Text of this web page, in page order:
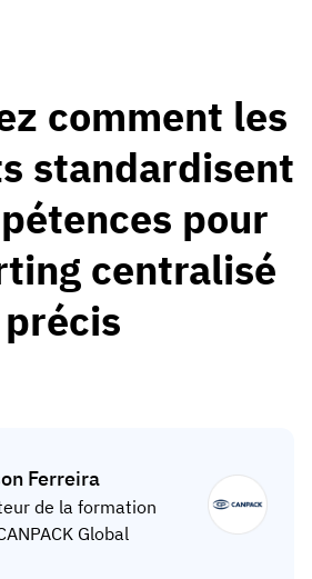
comment les
standardisent
pour
centralisé
précis
Ferreira
de la formation
Global